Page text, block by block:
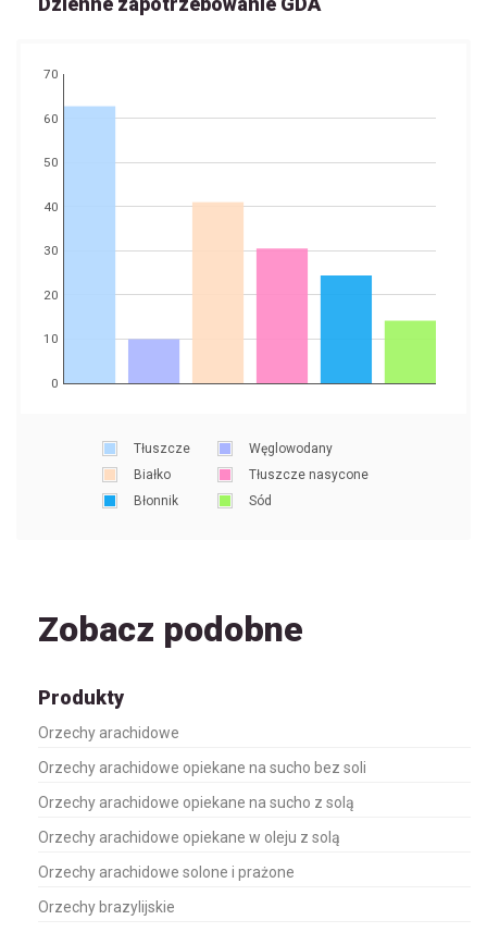
0
10
20
30
40
50
60
70
Tłuszcze
Węglowodany
Białko
Tłuszcze nasycone
Błonnik
Sód
Zobacz podobne
Produkty
Orzechy arachidowe
Orzechy arachidowe opiekane na sucho bez soli
Orzechy arachidowe opiekane na sucho z solą
Orzechy arachidowe opiekane w oleju z solą
Orzechy arachidowe solone i prażone
Orzechy brazylijskie